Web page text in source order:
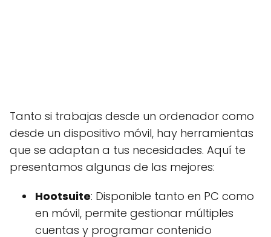
Tanto si trabajas desde un ordenador como
desde un dispositivo móvil, hay herramientas
que se adaptan a tus necesidades. Aquí te
presentamos algunas de las mejores:
Hootsuite: Disponible tanto en PC como
en móvil, permite gestionar múltiples
cuentas y programar contenido